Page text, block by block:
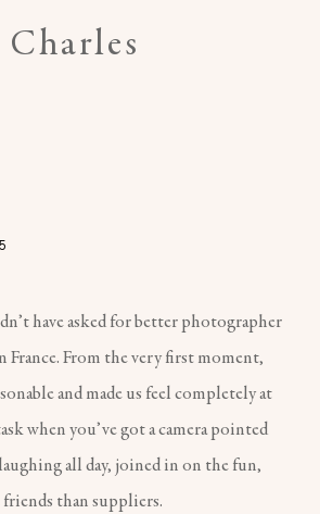
have asked for better photographer
France. From the very first moment,
and made us feel completely at
when you’ve got a camera pointed
all day, joined in on the fun,
than suppliers.